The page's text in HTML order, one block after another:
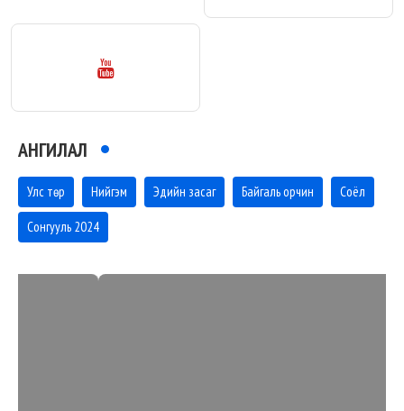
АНГИЛАЛ
Улс төр Нийгэм Эдийн засаг Байгаль орчин Соёл
Сонгууль 2024